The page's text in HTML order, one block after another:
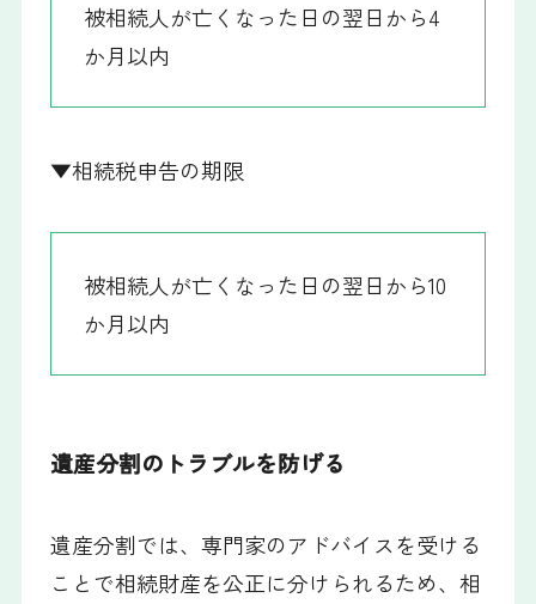
被相続人が亡くなった日の翌日から4
か月以内
▼相続税申告の期限
被相続人が亡くなった日の翌日から10
か月以内
遺産分割のトラブルを防げる
遺産分割では、専門家のアドバイスを受ける
ことで相続財産を公正に分けられるため、相